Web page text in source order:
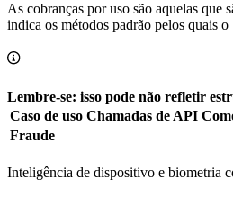
As cobranças por uso são aquelas que
indica os métodos padrão pelos quais
Lembre-se: isso pode não refletir
Caso de uso Chamadas de API
Fraude
Inteligência de dispositivo e biometria